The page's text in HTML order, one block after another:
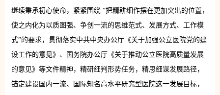
继续秉承初心使命，紧紧围绕 “把精耕细作摆在更加突出的位置，
使之内化为以质图强、争创一流的思维范式、发展方式、工作模
式”的要求，贯彻落实中共中央办公厅《关于加强公立医院党的建
设工作的意见》、国务院办公厅《关于推动公立医院高质量发展
的意见》等文件精神，精研细判形势任务，精思细谋发展路径，
锚定建设国内一流、国际知名高水平研究型医院这一发展目标，